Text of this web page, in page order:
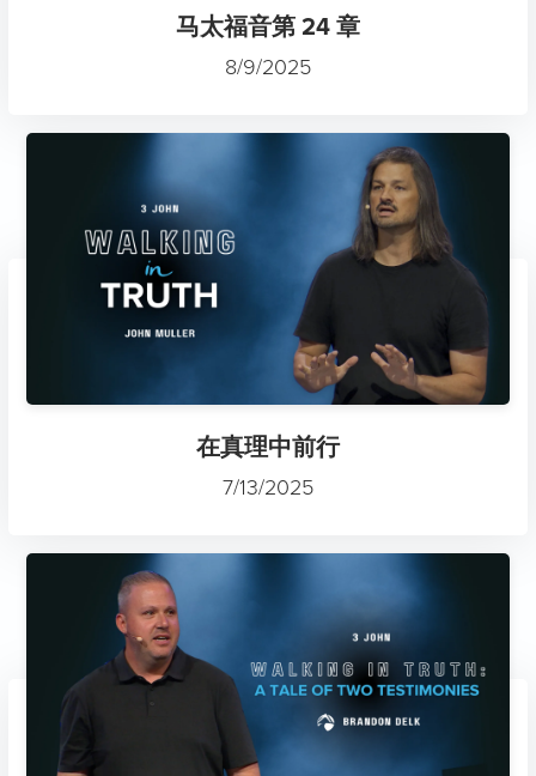
马太福音第 24 章
8/9/2025
在真理中前行
7/13/2025